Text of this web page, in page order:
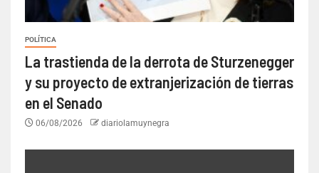
POLÍTICA
La trastienda de la derrota de Sturzenegger
y su proyecto de extranjerización de tierras
en el Senado
06/08/2026 diariolamuynegra